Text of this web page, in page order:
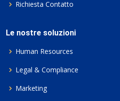
Richiesta Contatto
Le nostre soluzioni
Human Resources
Legal & Compliance
Marketing